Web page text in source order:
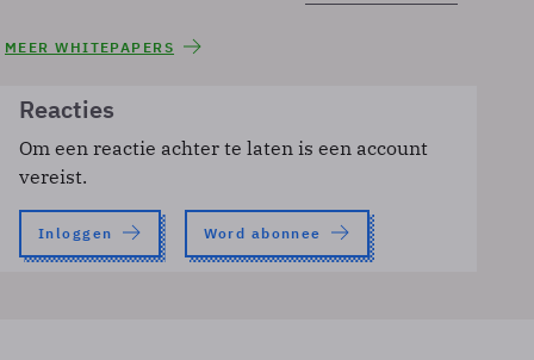
MEER WHITEPAPERS
Reacties
Om een reactie achter te laten is een account
vereist.
Inloggen Word abonnee